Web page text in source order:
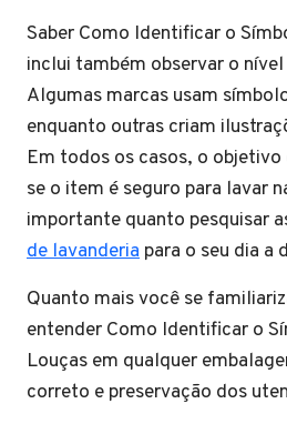
Saber Como Identificar o
inclui também observar o
Algumas marcas usam
enquanto outras criam
Em todos os casos, o
se o item é seguro para lavar
importante quanto pesquisar
de lavanderia para o seu dia a
Quanto mais você se
entender Como Identificar o
Louças em qualquer
correto e preservação dos